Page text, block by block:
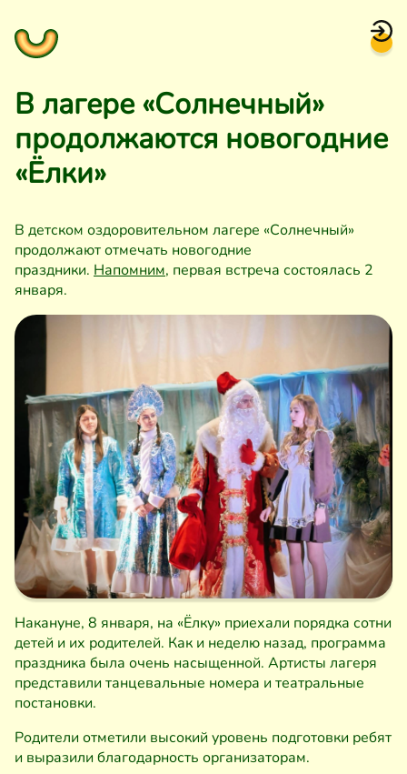
В лагере «Солнечный»
продолжаются новогодние
«Ёлки»
В детском оздоровительном лагере «Солнечный»
продолжают отмечать новогодние
праздники. Напомним, первая встреча состоялась 2
января.
Накануне, 8 января, на «Ёлку» приехали порядка сотни
детей и их родителей. Как и неделю назад, программа
праздника была очень насыщенной. Артисты лагеря
представили танцевальные номера и театральные
постановки.
Родители отметили высокий уровень подготовки ребят
и выразили благодарность организаторам.